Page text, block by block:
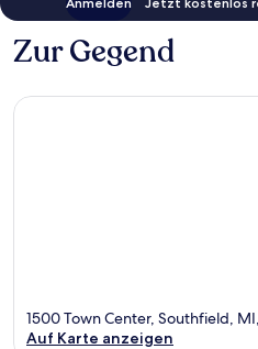
Zur Gegend
1500 Town Center, Southfield,
Auf Karte anzeigen